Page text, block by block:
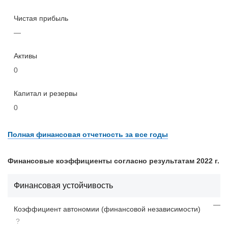
Чистая прибыль
—
Активы
0
Капитал и резервы
0
Полная финансовая отчетность за все годы
Финансовые коэффициенты согласно результатам 2022 г.
Финансовая устойчивость
Коэффициент автономии (финансовой независимости)
?
—